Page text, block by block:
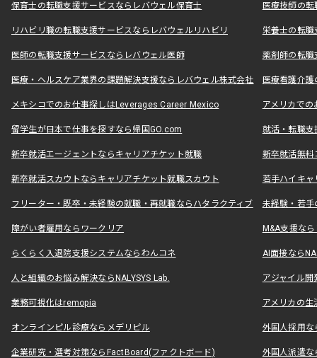
保育士の転職支援サービスならレバウェル保育士 医療技師の
リハビリ職の転職支援サービスならレバウェルリハビリ 栄養士の転
医師の転職支援サービスならレバウェル医師 薬剤師の転
医療・ヘルスケア業界の課題解決支援ならレバウェル株式会社 医療看護介
メキシコでのお仕事探しはLeverages Career Mexico アメリカで
留学生が日本で仕事を探すなら帰国GO.com 就活・転職
新卒就活エージェントならキャリアチケット就職 新卒就活無料
新卒就活スカウトならキャリアチケット就職スカウト 若手ハイキ
フリーター・既卒・未経験の就職・再就職ならハタラクティブ 未経験・若手
障がい者雇用ならワークリア M&A支援な
らくらく入退院支援システムならわんコネ AI面接なら
人と組織のお悩み解決ならNALYSYS Lab. アジャイル
業務可視化はremopia アメリカの
オンラインピル診療ならメデリピル 外国人採用
企業研究・選考対策ならFactBoard(ファクトボード) 外国人派遣な